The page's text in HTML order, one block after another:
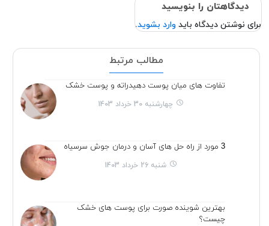
دیدگاهتان را بنویسید
برای نوشتن دیدگاه باید وارد بشوید.
مطالب مرتبط
تفاوت های میان پوست دهیدراته و پوست خشک
چهارشنبه 30 خرداد 1403
3 مورد از راه حل های آسان و درمان جوش سرسیاه
شنبه 26 خرداد 1403
بهترین شوینده صورت برای پوست های خشک
چیست؟